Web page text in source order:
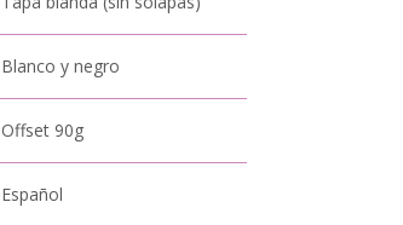
Blanco y negro
Offset 90g
Español